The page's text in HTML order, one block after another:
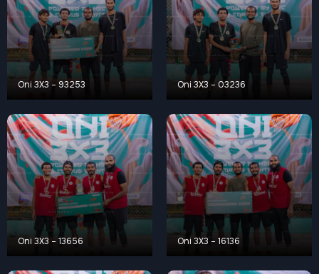
Oni 3X3 – 93253 Oni 3X3 – 03236
Oni 3X3 – 13656 Oni 3X3 – 16136